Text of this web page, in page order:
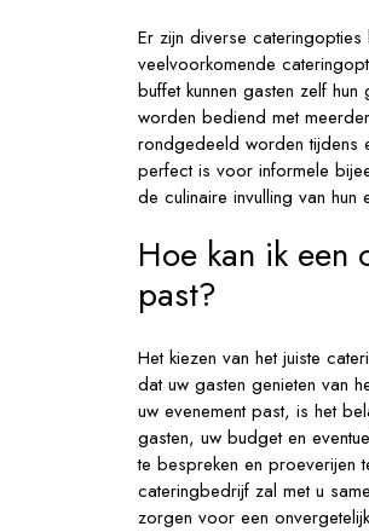
Er zijn diverse
veelvoorkomende
buffet kunnen gasten zelf
worden bediend met
rondgedeeld worden tijdens
perfect is voor informele
de culinaire invulling van
Hoe kan ik
past?
Het kiezen van het juiste
dat uw gasten genieten van
uw evenement past, is het
gasten, uw budget en
te bespreken en proeverijen
cateringbedrijf zal met u
zorgen voor een